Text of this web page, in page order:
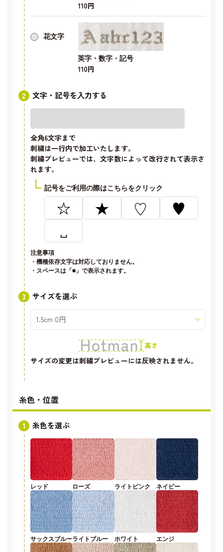
110円
花文字
英字・数字・記号
110円
文字・記号を入力する
全角6文字まで
刺繍は一行内で加工いたします。
刺繍プレビューでは、文字数によって改行されて表示さ
れます。
記号をご利用の際はこちらをクリック
☆ ★ ♡
♥
␣
注意事項
・機種依存文字は対応しておりません。
・スペースは「■」で表示されます。
サイズを選ぶ
サイズの変更は刺繍プレビューには反映されません。
糸色・位置
糸色を選ぶ
レッド ローズ ライトピンク ネイビー
サックスブルーライトブルー ホワイト エンジ